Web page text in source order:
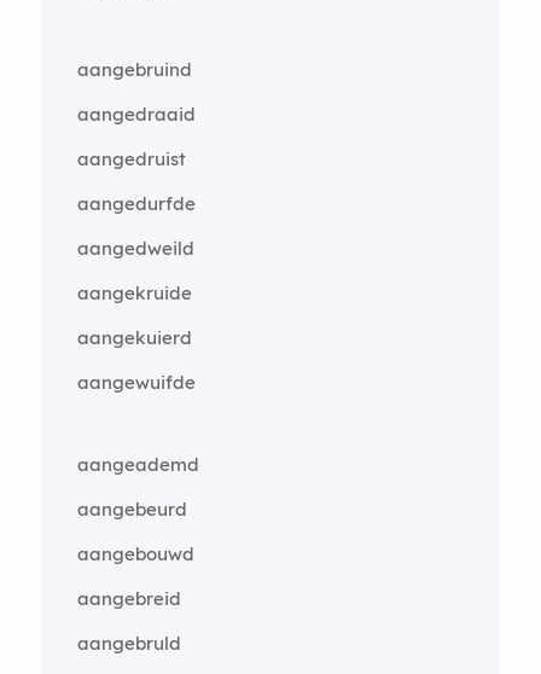
aangebruind
aangedraaid
aangedruist
aangedurfde
aangedweild
aangekruide
aangekuierd
aangewuifde
aangeademd
aangebeurd
aangebouwd
aangebreid
aangebruld